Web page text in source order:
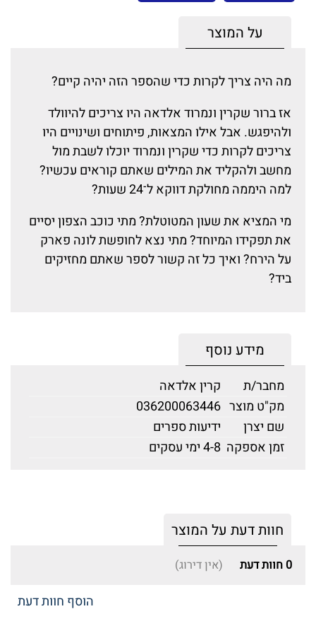
על המוצר
מה היה צריך לקרות כדי שהספר הזה יהיה קיים?
אז ברור שקרין ונמרוד אלדאה היו צריכים להיוולד
ולהיפגש. אבל אילו המצאות, פיתוחים ושינויים היו
צריכים לקרות כדי שקרין ונמרוד יוכלו לשבת מול
מחשב ולהקליד את המילים שאתם קוראים עכשיו?
למה היממה מחולקת דווקא ל־24 שעות?
מי המציא את שעון המטוטלת? מתי כוכב הצפון יסיים
את תפקידו המיוחד? מתי נצא לחופשת לונה פארק
על הירח? ואיך כל זה קשור לספר שאתם מחזיקים
ביד?
מידע נוסף
מחבר/ת
קרין אלדאה
מק"ט מוצר 036200063446
שם יצרן
ידיעות ספרים
זמן אספקה 4-8 ימי עסקים
חוות דעת על המוצר
0 חוות דעת (אין דירוג)
הוסף חוות דעת